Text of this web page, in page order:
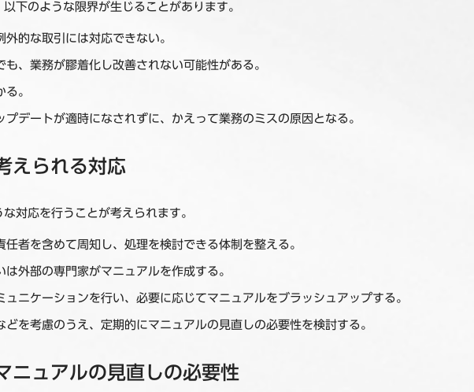
下のような限界が生じることがあります。
的な取引には対応できない。
、業務が膠着化し改善されない可能性がある。
。
デートが適時になされずに、かえって業務のミスの原因となる。
えられる対応
対応を行うことが考えられます。
者を含めて周知し、処理を検討できる体制を整える。
外部の専門家がマニュアルを作成する。
ュニケーションを行い、必要に応じてマニュアルをブラッシュアップする。
を考慮のうえ、定期的にマニュアルの見直しの必要性を検討する。
ニュアルの見直しの必要性